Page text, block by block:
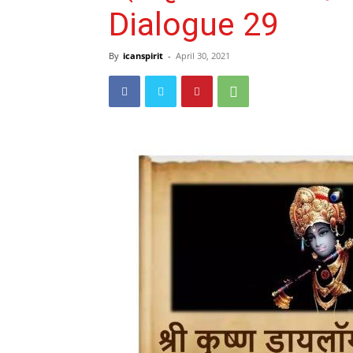
Dialogue 29
By icanspirit - April 30, 2021